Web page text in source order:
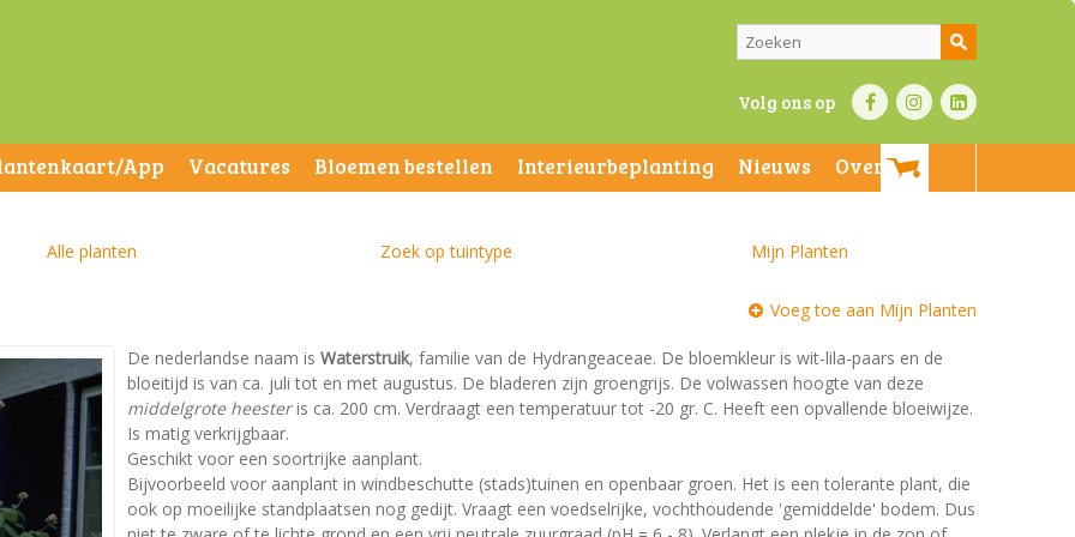
Volg ons op
App Vacatures Bloemen bestellen Interieurbeplanting Nieuws
Over ons
Alle planten Zoek op tuintype Mijn Planten
Voeg toe aan Mijn Planten
De nederlandse naam is Waterstruik, familie van de Hydrangeaceae. De bloemkleur is wit-lila-paars en de
bloeitijd is van ca. juli tot en met augustus. De bladeren zijn groengrijs. De volwassen hoogte van deze
middelgrote heesteris ca. 200 cm. Verdraagt een temperatuur tot -20 gr. C. Heeft een opvallende bloeiwijze.
Is matig verkrijgbaar.
Geschikt voor een soortrijke aanplant.
Bijvoorbeeld voor aanplant in windbeschutte (stads)tuinen en openbaar groen. Het is een tolerante plant, die
ook op moeilijke standplaatsen nog gedijt. Vraagt een voedselrijke, vochthoudende 'gemiddelde' bodem. Dus